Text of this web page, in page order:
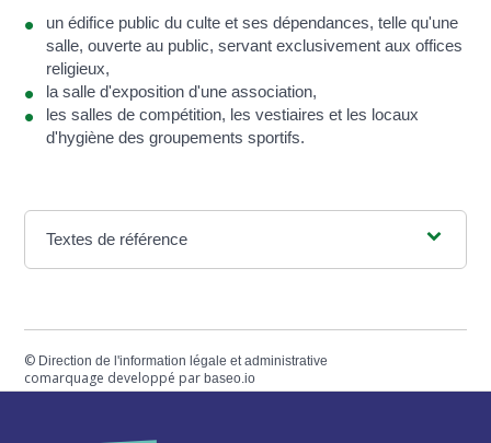
un édifice public du culte et ses dépendances, telle qu'une
salle, ouverte au public, servant exclusivement aux offices
religieux,
la salle d'exposition d'une association,
les salles de compétition, les vestiaires et les locaux
d'hygiène des groupements sportifs.
Textes de référence
© Direction de l'information légale et administrative
comarquage developpé parbaseo.io